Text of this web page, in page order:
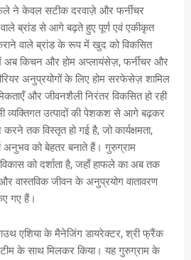
ने केवल सटीक दरवाज़े और फर्नीचर
वाले ब्रांड से आगे बढ़ते हुए पूर्ण एवं एकीकृत
वाले ब्रांड के रूप में खुद को विकसित
में अब किचन और होम अप्लायंसेज़, फर्नीचर और
अनुप्रयोगों के लिए होम सरफेसेज़ शामिल
और जीवनशैली निरंतर विकसित हो रही
व्यक्तिगत उत्पादों की पेशकश से आगे बढ़कर
तक विस्तृत हो गई है, जो कार्यक्षमता,
अनुभव को बेहतर बनाते हैं। गुरुग्राम
को दर्शाता है, जहाँ हाफले का अब तक
वास्तविक जीवन के अनुप्रयोग वातावरण
गए हैं।
एशिया के मैनेजिंग डायरेक्टर, श्री फ्रैंक
टीम के साथ मिलकर किया। यह गुरुग्राम के